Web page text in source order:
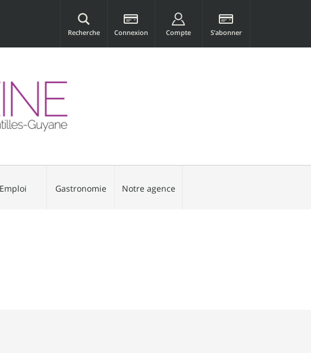
Recherche Connexion Compte S’abonner
Emploi Gastronomie Notre agence